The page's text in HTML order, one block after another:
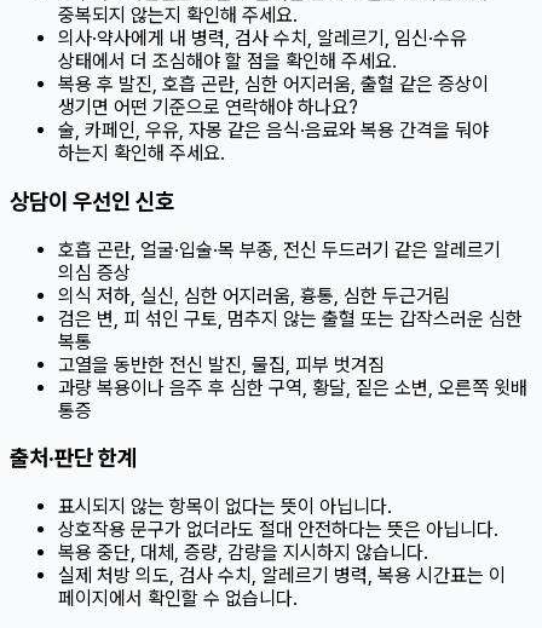
중복되지 않는지 확인해 주세요.
의사·약사에게 내 병력, 검사 수치, 알레르기, 임신·수유
상태에서 더 조심해야 할 점을 확인해 주세요.
복용 후 발진, 호흡 곤란, 심한 어지러움, 출혈 같은 증상이
생기면 어떤 기준으로 연락해야 하나요?
술, 카페인, 우유, 자몽 같은 음식·음료와 복용 간격을 둬야
하는지 확인해 주세요.
상담이 우선인 신호
호흡 곤란, 얼굴·입술·목 부종, 전신 두드러기 같은 알레르기
의심 증상
의식 저하, 실신, 심한 어지러움, 흉통, 심한 두근거림
검은 변, 피 섞인 구토, 멈추지 않는 출혈 또는 갑작스러운 심한
복통
고열을 동반한 전신 발진, 물집, 피부 벗겨짐
과량 복용이나 음주 후 심한 구역, 황달, 짙은 소변, 오른쪽 윗배
통증
출처·판단 한계
표시되지 않는 항목이 없다는 뜻이 아닙니다.
상호작용 문구가 없더라도 절대 안전하다는 뜻은 아닙니다.
복용 중단, 대체, 증량, 감량을 지시하지 않습니다.
실제 처방 의도, 검사 수치, 알레르기 병력, 복용 시간표는 이
페이지에서 확인할 수 없습니다.